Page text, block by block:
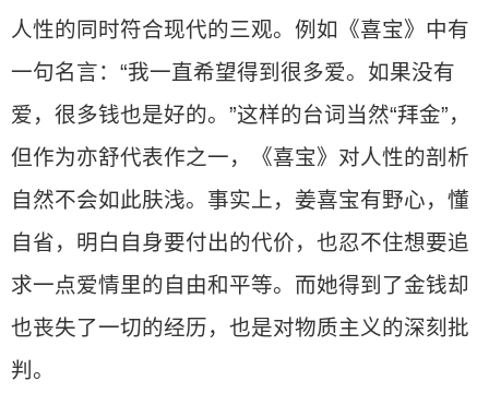
人性的同时符合现代的三观。例如《喜宝》中有
一句名言：“我一直希望得到很多爱。如果没有
爱，很多钱也是好的。”这样的台词当然“拜金”，
但作为亦舒代表作之一，《喜宝》对人性的剖析
自然不会如此肤浅。事实上，姜喜宝有野心，懂
自省，明白自身要付出的代价，也忍不住想要追
求一点爱情里的自由和平等。而她得到了金钱却
也丧失了一切的经历，也是对物质主义的深刻批
判。